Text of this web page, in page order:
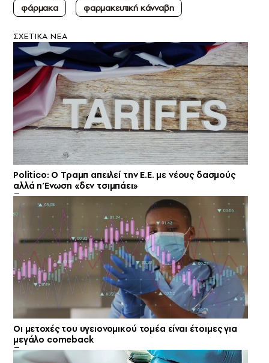
φάρμακα
φαρμακευτική κάνναβη
ΣXETIKA NEA
Politico: Ο Τραμπ απειλεί την Ε.Ε. με νέους δασμούς
αλλά η Ένωση «δεν τσιμπάει»
Oι μετοχές του υγειονομικού τομέα είναι έτοιμες για
μεγάλο comeback